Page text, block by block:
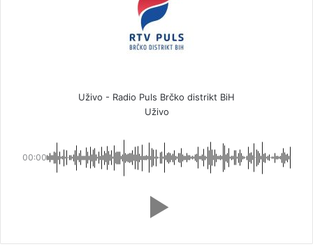
Uživo - Radio Puls Brčko distrikt BiH
Uživo
00:00